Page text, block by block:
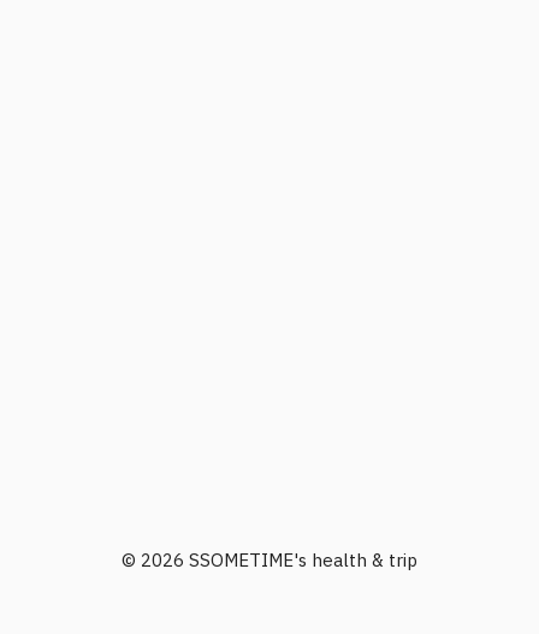
© 2026 SSOMETIME's health & trip